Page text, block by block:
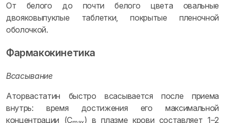
От белого до почти белого цвета овальные
двояковыпуклые таблетки, покрытые пленочной
оболочкой.
Фармакокинетика
Всасывание
Аторвастатин быстро всасывается после приема
внутрь: время достижения его максимальной
концентрации (C
) в плазме крови составляет 1–2